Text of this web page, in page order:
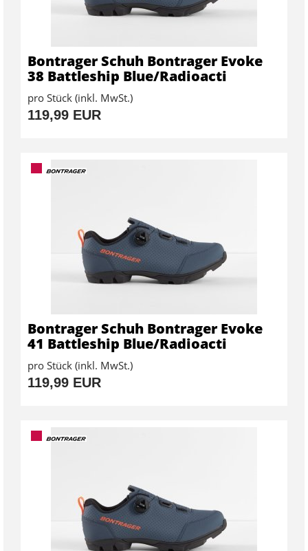
Bontrager Schuh Bontrager Evoke
38 Battleship Blue/Radioacti
pro Stück (inkl. MwSt.)
119,99 EUR
Bontrager Schuh Bontrager Evoke
41 Battleship Blue/Radioacti
pro Stück (inkl. MwSt.)
119,99 EUR